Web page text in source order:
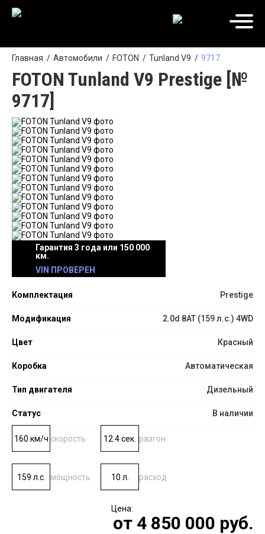
Главная Автомобили FOTON Tunland V9 9717
FOTON Tunland V9 Prestige [№
9717]
Гарантия 3 года или 150 000
км.
VIN ПРОВЕРЕН
Комплектация Prestige
Модификация 2.0d 8AT (159 л.с.) 4WD
Цвет Красный
Коробка Автоматическая
Тип двигателя Дизельный
Статус В наличии
160 км/ч скорость 12.4 сек. разгон
159 л.с. мощность 10 л. расход
от 4 850 000 руб.